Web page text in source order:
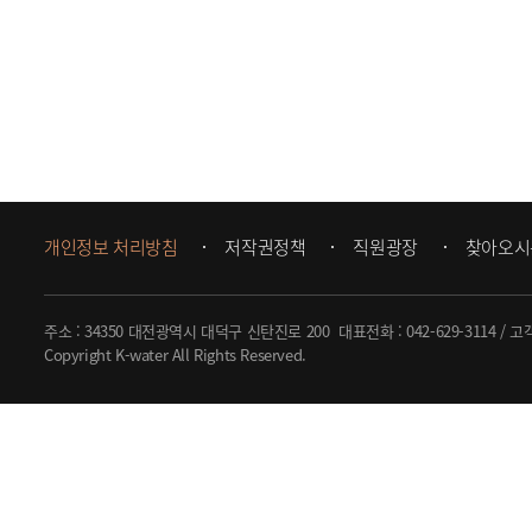
개인정보 처리방침 저작권정책 직원광장 찾아오
주소 : 34350 대전광역시 대덕구 신탄진로 200 대표전화 :042-629-3114/ 고
Copyright K-water All Rights Reserved.